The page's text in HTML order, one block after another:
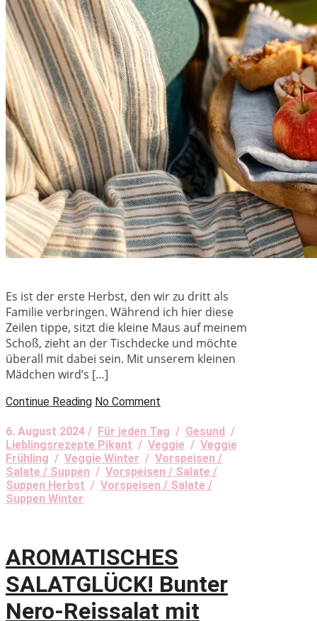
Es ist der erste Herbst, den wir zu dritt als
Familie verbringen. Während ich hier diese
Zeilen tippe, sitzt die kleine Maus auf meinem
Schoß, zieht an der Tischdecke und möchte
überall mit dabei sein. Mit unserem kleinen
Mädchen wird’s […]
Continue Reading No Comment
6. August 2024 / Für jeden Tag / Gesund /
Lieblingsrezepte Pikant / Veggie / Veggie
Frühling / Veggie Winter / Vorspeisen /
Salate / Suppen / Vorspeisen / Salate /
Suppen Herbst / Vorspeisen / Salate /
Suppen Winter
AROMATISCHES
SALATGLÜCK! Bunter
Nero-Reissalat mit